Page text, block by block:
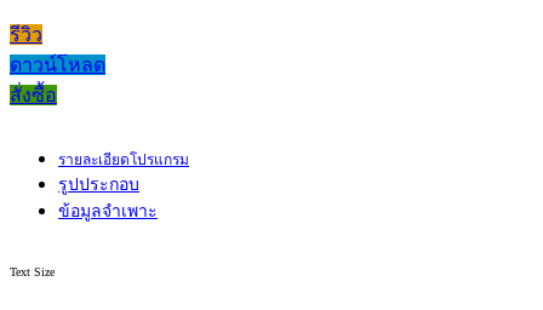
รีวิว
ดาวน์โหลด
สั่งซื้อ
รายละเอียดโปรแกรม
รูปประกอบ
ข้อมูลจำเพาะ
Text Size